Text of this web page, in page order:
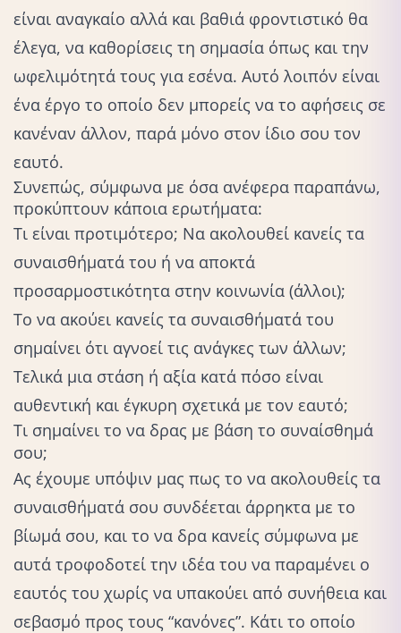
είναι αναγκαίο αλλά και βαθιά φροντιστικό θα
έλεγα, να καθορίσεις τη σημασία όπως και την
ωφελιμότητά τους για εσένα. Αυτό λοιπόν είναι
ένα έργο το οποίο δεν μπορείς να το αφήσεις σε
κανέναν άλλον, παρά μόνο στον ίδιο σου τον
εαυτό.
Συνεπώς, σύμφωνα με όσα ανέφερα παραπάνω,
προκύπτουν κάποια ερωτήματα:
Τι είναι προτιμότερο; Να ακολουθεί κανείς τα
συναισθήματά του ή να αποκτά
προσαρμοστικότητα στην κοινωνία (άλλοι);
Το να ακούει κανείς τα συναισθήματά του
σημαίνει ότι αγνοεί τις ανάγκες των άλλων;
Τελικά μια στάση ή αξία κατά πόσο είναι
αυθεντική και έγκυρη σχετικά με τον εαυτό;
Τι σημαίνει το να δρας με βάση το συναίσθημά
σου;
Ας έχουμε υπόψιν μας πως το να ακολουθείς τα
συναισθήματά σου συνδέεται άρρηκτα με το
βίωμά σου, και το να δρα κανείς σύμφωνα με
αυτά τροφοδοτεί την ιδέα του να παραμένει ο
εαυτός του χωρίς να υπακούει από συνήθεια και
σεβασμό προς τους “κανόνες”. Κάτι το οποίο